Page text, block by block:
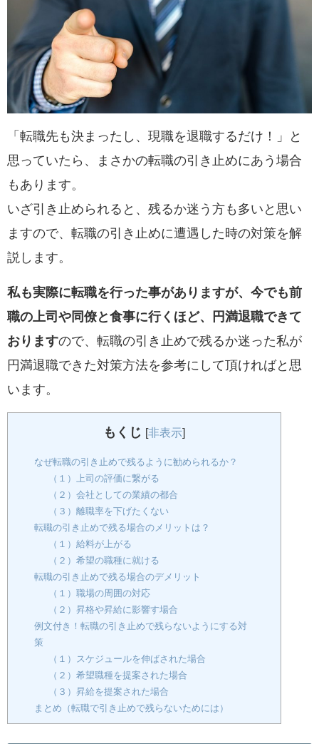
「転職先も決まったし、現職を退職するだけ！」と
思っていたら、まさかの転職の引き止めにあう場合
もあります。
いざ引き止められると、残るか迷う方も多いと思い
ますので、転職の引き止めに遭遇した時の対策を解
説します。
私も実際に転職を行った事がありますが、今でも前
職の上司や同僚と食事に行くほど、円満退職できて
おりますので、 転職の引き止めで残るか迷った私が
円満退職できた対策方法を参考にして頂ければと思
います。
もくじ [非表示]
なぜ転職の引き止めで残るように勧められるか？
（１）上司の評価に繋がる
（２）会社としての業績の都合
（３）離職率を下げたくない
転職の引き止めで残る場合のメリットは？
（１）給料が上がる
（２）希望の職種に就ける
転職の引き止めで残る場合のデメリット
（１）職場の周囲の対応
（２）昇格や昇給に影響す場合
例文付き！転職の引き止めで残らないようにする対
策
（１）スケジュールを伸ばされた場合
（２）希望職種を提案された場合
（３）昇給を提案された場合
まとめ（転職で引き止めで残らないためには）